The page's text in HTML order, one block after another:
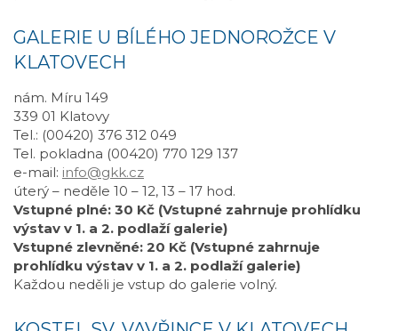
GALERIE U BÍLÉHO JEDNOROŽCE V
KLATOVECH
nám. Míru 149
339 01 Klatovy
Tel.: (00420) 376 312 049
Tel. pokladna (00420) 770 129 137
e-mail: info@gkk.cz
úterý – neděle 10 – 12, 13 – 17 hod.
Vstupné plné: 30 Kč (Vstupné zahrnuje prohlídku
výstav v 1. a 2. podlaží galerie)
Vstupné zlevněné: 20 Kč (Vstupné zahrnuje
prohlídku výstav v 1. a 2. podlaží galerie)
Každou neděli je vstup do galerie volný.